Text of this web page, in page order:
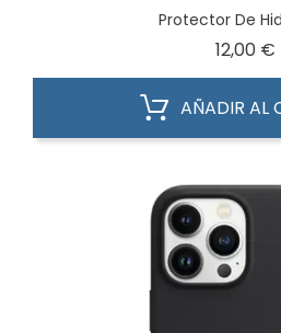
Protector De
12,00 €
AÑADIR AL